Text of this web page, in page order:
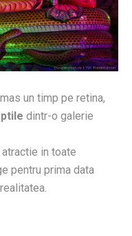
un timp pe retina,
dintr-o galerie
in toate
pentru prima data